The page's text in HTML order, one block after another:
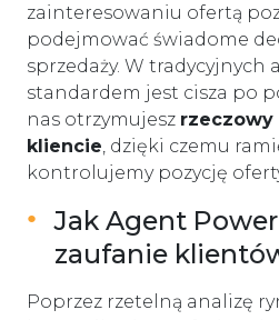
zainteresowaniu ofertą
podejmować świadome
sprzedaży. W tradycyjnych
standardem jest cisza po
nas otrzymujesz rzeczowy
kliencie , dzięki czemu
kontrolujemy pozycję
Jak Agent
zaufanie
Poprzez rzetelną analizę